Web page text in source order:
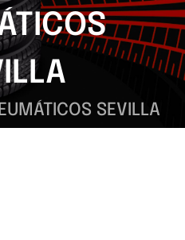
Nosotros
Servicios
SEVILLA